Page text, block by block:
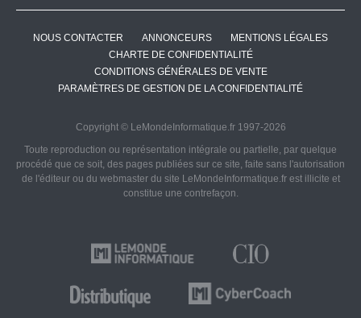
NOUS CONTACTER ANNONCEURS
MENTIONS LÉGALES
CHARTE DE CONFIDENTIALITÉ
CONDITIONS GÉNÉRALES DE VENTE
PARAMÈTRES DE GESTION DE LA CONFIDENTIALITÉ
Copyright © LeMondeInformatique.fr 1997-2026
Toute reproduction ou représentation intégrale ou partielle, par quelque
procédé que ce soit, des pages publiées sur ce site, faite sans l'autorisation
de l'éditeur ou du webmaster du site LeMondeInformatique.fr est illicite et
constitue une contrefaçon.